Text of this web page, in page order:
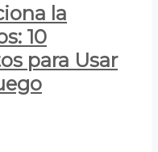
la
10
para Usar